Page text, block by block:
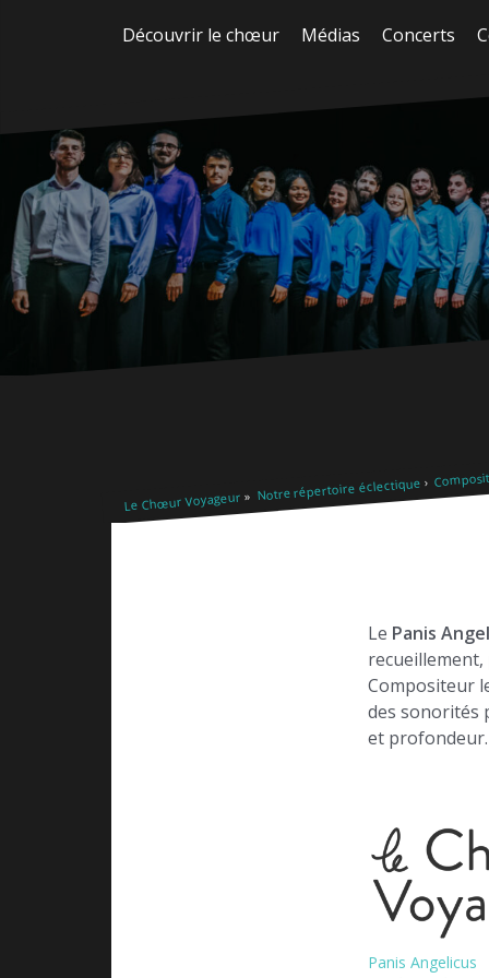
Découvrir le chœur Médias Concerts
Le Chœur Voyageur Notre répertoire éclectique
Le Panis
recueillement,
Compositeur
des sonorités
et profondeur.
Panis Angelicus